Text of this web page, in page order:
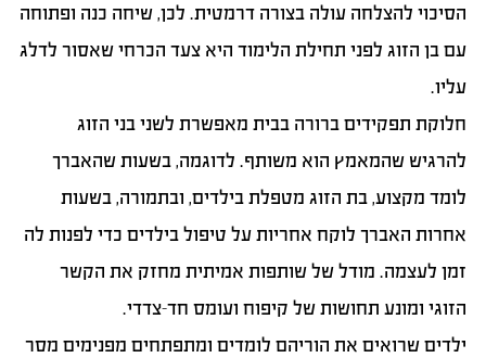
הסיכוי להצלחה עולה בצורה דרמטית. לכן, שיחה כנה ופתוחה
עם בן הזוג לפני תחילת הלימוד היא צעד הכרחי שאסור לדלג
עליו.
חלוקת תפקידים ברורה בבית מאפשרת לשני בני הזוג
להרגיש שהמאמץ הוא משותף. לדוגמה, בשעות שהאברך
לומד מקצוע, בת הזוג מטפלת בילדים, ובתמורה, בשעות
אחרות האברך לוקח אחריות על טיפול בילדים כדי לפנות לה
זמן לעצמה. מודל של שותפות אמיתית מחזק את הקשר
הזוגי ומונע תחושות של קיפוח ועומס חד-צדדי.
ילדים שרואים את הוריהם לומדים ומתפתחים מפנימים מסר